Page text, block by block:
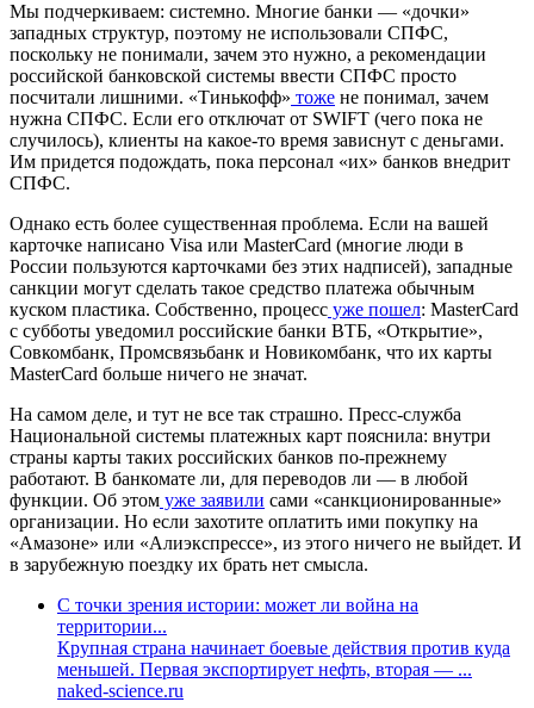
Мы подчеркиваем: системно. Многие банки — «дочки»
западных структур, поэтому не использовали СПФС,
поскольку не понимали, зачем это нужно, а рекомендации
российской банковской системы ввести СПФС просто
посчитали лишними. «Тинькофф» тоже не понимал, зачем
нужна СПФС. Если его отключат от SWIFT (чего пока не
случилось), клиенты на какое-то время зависнут с деньгами.
Им придется подождать, пока персонал «их» банков внедрит
СПФС.
Однако есть более существенная проблема. Если на вашей
карточке написано Visa или MasterCard (многие люди в
России пользуются карточками без этих надписей), западные
санкции могут сделать такое средство платежа обычным
куском пластика. Собственно, процесс уже пошел: MasterCard
с субботы уведомил российские банки ВТБ, «Открытие»,
Совкомбанк, Промсвязьбанк и Новикомбанк, что их карты
MasterCard больше ничего не значат.
На самом деле, и тут не все так страшно. Пресс-служба
Национальной системы платежных карт пояснила: внутри
страны карты таких российских банков по-прежнему
работают. В банкомате ли, для переводов ли — в любой
функции. Об этом уже заявили сами «санкционированные»
организации. Но если захотите оплатить ими покупку на
«Амазоне» или «Алиэкспрессе», из этого ничего не выйдет. И
в зарубежную поездку их брать нет смысла.
С точки зрения истории: может ли война на
территории...
Крупная страна начинает боевые действия против куда
меньшей. Первая экспортирует нефть, вторая — ...
naked-science.ru